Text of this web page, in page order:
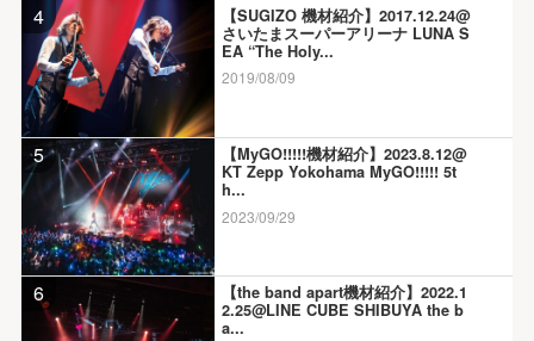
4
【SUGIZO 機材紹介】2017.12.24@
さいたまスーパーアリーナ LUNA S
EA “The Holy...
2019/08/09
5
【MyGO!!!!!機材紹介】2023.8.12@
KT Zepp Yokohama MyGO!!!!! 5t
h...
2023/09/29
6
【the band apart機材紹介】2022.1
2.25@LINE CUBE SHIBUYA the b
a...